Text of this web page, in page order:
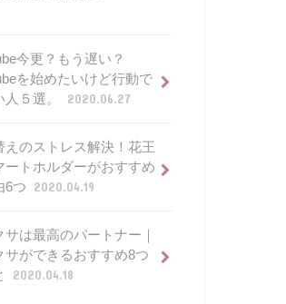
今更？もう遅い？
を始めたいけど行動で
人５選。
2020.06.27
えのストレス解決！花王
ートホルダーがおすすめ
6つ
2020.04.19
サは最高のパートナー｜
サができるおすすめ8つ
2020.04.18